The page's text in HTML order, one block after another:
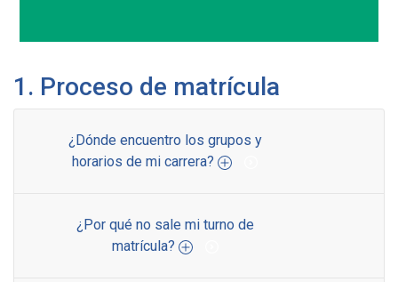
1. Proceso de matrícula
¿Dónde encuentro los grupos y
horarios de mi carrera?
¿Por qué no sale mi turno de
matrícula?